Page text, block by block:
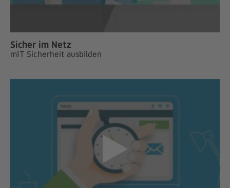
Sicher im Netz
mIT Sicherheit ausbilden